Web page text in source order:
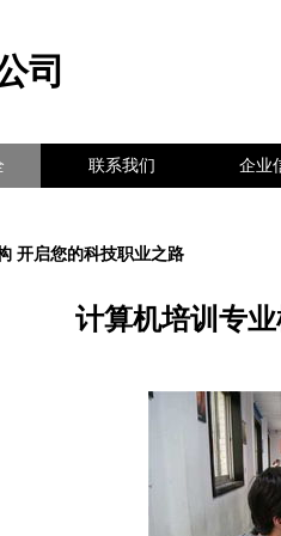
司
联系我们 企业
开启您的科技职业之路
计算机培训专